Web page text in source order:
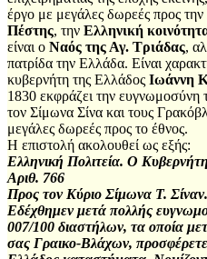
έργο με μεγάλες δωρεές προς την
Πέστης, την Ελληνική
είναι ο Ναός της Αγ. Τριάδας,
πατρίδα την Ελλάδα. Είναι
κυβερνήτη της Ελλάδος Ιωάννη
1830 εκφράζει την ευγνωμοσύνη
τον Σίμωνα Σίνα και τους
μεγάλες δωρεές προς το έθνος.
Η επιστολή ακολουθεί ως εξής:
Ελληνική Πολιτεία. Ο
Αριθ. 766
Προς τον Κύριο Σίμωνα Τ. Σίναν.
Εδέχθημεν μετά πολλής
007/100 διαστήλων, τα οποία
σας Γραικο-Βλάχων,